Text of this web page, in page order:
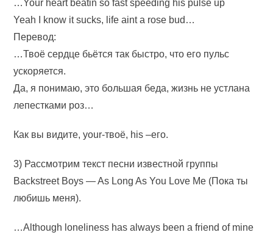
…Your heart beatin so fast speeding his pulse up
Yeah I know it sucks, life aint a rose bud…
Перевод:
…Твоё сердце бьётся так быстро, что его пульс
ускоряется.
Да, я понимаю, это большая беда, жизнь не устлана
лепестками роз…
Как вы видите, your-твоё, his –его.
3) Рассмотрим текст песни известной группы
Backstreet Boys — As Long As You Love Me (Пока ты
любишь меня).
…Although loneliness has always been a friend of mine